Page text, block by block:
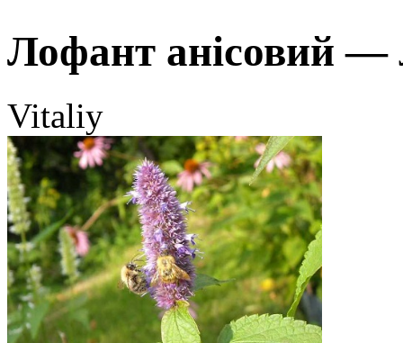
Лофант анісовий —
Vitaliy